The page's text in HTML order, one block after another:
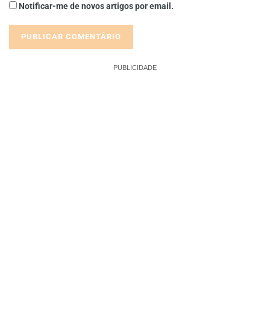
Notificar-me de novos artigos por email.
PUBLICIDADE